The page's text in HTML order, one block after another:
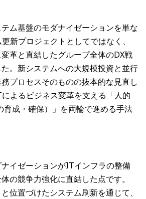
ム基盤のモダナイゼーションを単な
新プロジェクトとしてではなく、
革と直結したグループ全体のDX戦
。新システムへの大規模投資と並行
プロセスそのものの抜本的な見直し
よるビジネス変革を支える「人的
育成・確保）」を両輪で進める手法
イゼーションがITインフラの整備
の競争力強化に直結した点です。
位置づけたシステム刷新を通じて、